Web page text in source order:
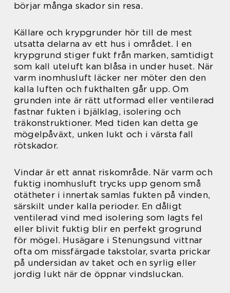
börjar många skador sin resa.
Källare och krypgrunder hör till de mest
utsatta delarna av ett hus i området. I en
krypgrund stiger fukt från marken, samtidigt
som kall uteluft kan blåsa in under huset. När
varm inomhusluft läcker ner möter den den
kalla luften och fukthalten går upp. Om
grunden inte är rätt utformad eller ventilerad
fastnar fukten i bjälklag, isolering och
träkonstruktioner. Med tiden kan detta ge
mögelpåväxt, unken lukt och i värsta fall
rötskador.
Vindar är ett annat riskområde. När varm och
fuktig inomhusluft trycks upp genom små
otätheter i innertak samlas fukten på vinden,
särskilt under kalla perioder. En dåligt
ventilerad vind med isolering som lagts fel
eller blivit fuktig blir en perfekt grogrund
för mögel. Husägare i Stenungsund vittnar
ofta om missfärgade takstolar, svarta prickar
på undersidan av taket och en syrlig eller
jordig lukt när de öppnar vindsluckan.